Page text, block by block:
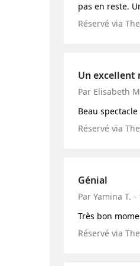
pas en reste.
Réservé via
Un excellent
Par Elisabeth
Beau
Réservé via
Génial
Par Yamina T.
Très bon
Réservé via